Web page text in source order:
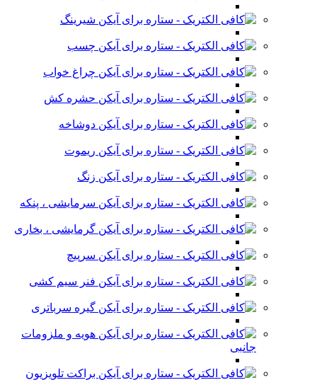
شیرینگ
چسب
چراغ خواب
حشره کش
دوشاخه
ریموت
زنگ
سرمایشی ، پنکه
گرمایشی ، بخاری
سرپیچ
فنر سیم کشی
گیره سرباتری
هویه و ملزومات
جانبی
براکت تلویزیون